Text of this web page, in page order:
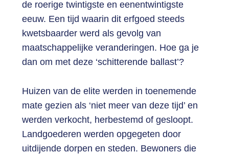
de roerige twintigste en eenentwintigste
eeuw. Een tijd waarin dit erfgoed steeds
kwetsbaarder werd als gevolg van
maatschappelijke veranderingen. Hoe ga je
dan om met deze ‘schitterende ballast’?
Huizen van de elite werden in toenemende
mate gezien als ‘niet meer van deze tijd’ en
werden verkocht, herbestemd of gesloopt.
Landgoederen werden opgegeten door
uitdijende dorpen en steden. Bewoners die